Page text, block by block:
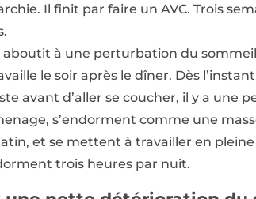
Il finit par faire un AVC. Trois
à une perturbation du
le soir après le dîner. Dès
avant d’aller se coucher, il y a une
s’endorment comme une
et se mettent à travailler en
trois heures par nuit.